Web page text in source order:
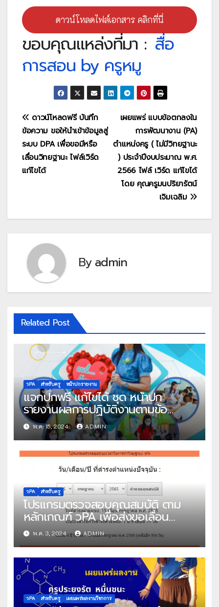
ดาวน์โหลดไฟล์เอกสาร คลิกที่นี่
ขอบคุณแหล่งที่มา : สื่อ
การสอน by ครูหมู
แนะแนว
เรื่อง
เผยแพร่ แบบข้อตกลงใน
การพัฒนางาน (PA)
ตำแหน่งครู ( ไม่มีวิทยฐานะ
) ประจำปีงบประมาณ พ.ศ.
2566 ไฟล์ เวิร์ด แก้ไขได้
โดย คุณครูมนปริยารัตน์
เจิมเฉลิม
ดาวน์โหลดฟรี บันทึก
ข้อความ ขอให้นำเข้าข้อมูลสู่
ระบบ DPA เพื่อขอมีหรือ
เลื่อนวิทยฐานะ ไฟล์เวิร์ด
แก้ไขได้
Byadmin
Related Post
วPA สำหรับครู หน้าปกรายงาน
แจกปกฟรี แก้ไขได้ ชุด หน้าปก
รายงานผลการปฏิบัติงานตามข้อ
ตกลง(PA) สำหรับข้าราชการครูและ
บุคลากรทางการศึกษา ตำแหน่ง ครู
ไฟล์ Power Point แก้ไขได้ โดย
คุณครูละออ กองรส
พ.ค. 15, 2024 ADMIN
วPA สำหรับครู
โปรแกรมตรวจสอบคุณสมบัติ ตาม
หลักเกณฑ์ วPA เพื่อส่งขอเลื่อน
วิทยฐานะ
พ.ค. 3, 2024 ADMIN
วPA สำหรับครู เผยแพร่ผลงานวิชาการ